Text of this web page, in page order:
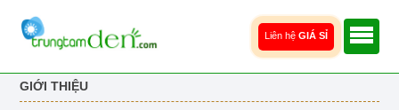
Liên hệ GIÁ SỈ
GIỚI THIỆU